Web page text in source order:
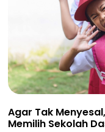
Agar Tak
Memilih Sekolah